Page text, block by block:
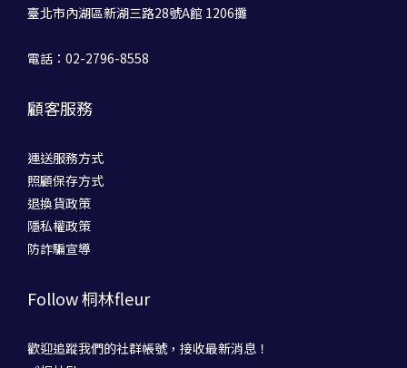
臺北市內湖區新湖三路28號A館 1206攤
電話：02-2796-8558
顧客服務
運送服務方式
照顧保存方式
退換貨政策
隱私權政策
防詐騙宣導
Follow 桐林fleur
歡迎追蹤我們的社群帳號，接收最新消息！